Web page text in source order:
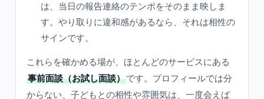
は、当日の報告連絡のテンポをそのまま映しま
す。やり取りに違和感があるなら、それは相性の
サインです。
これらを確かめる場が、ほとんどのサービスにある
事前面談（お試し面談）です。プロフィールでは分
からない、子どもとの相性や雰囲気は、一度会えば